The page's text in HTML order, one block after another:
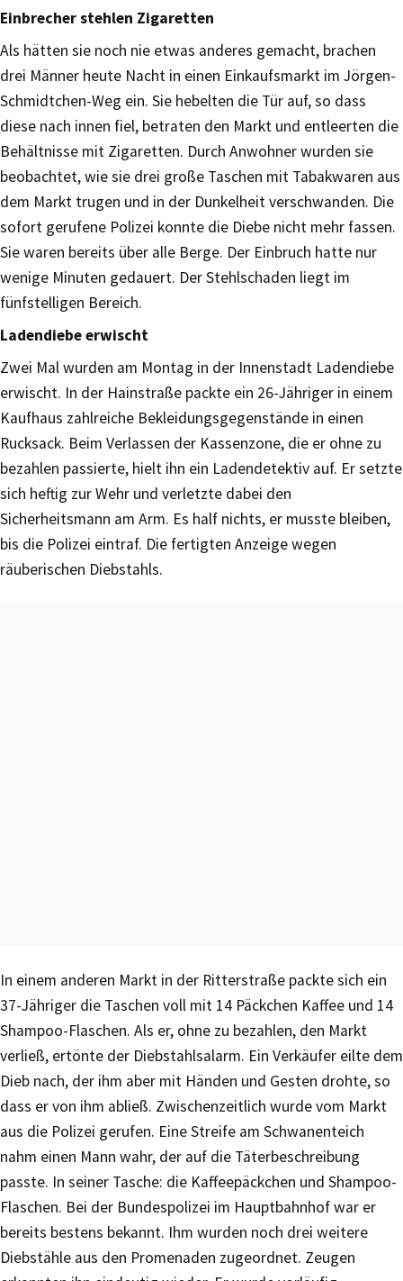
Einbrecher stehlen Zigaretten
Als hätten sie noch nie etwas anderes gemacht, brachen
drei Männer heute Nacht in einen Einkaufsmarkt im Jörgen-
Schmidtchen-Weg ein. Sie hebelten die Tür auf, so dass
diese nach innen fiel, betraten den Markt und entleerten die
Behältnisse mit Zigaretten. Durch Anwohner wurden sie
beobachtet, wie sie drei große Taschen mit Tabakwaren aus
dem Markt trugen und in der Dunkelheit verschwanden. Die
sofort gerufene Polizei konnte die Diebe nicht mehr fassen.
Sie waren bereits über alle Berge. Der Einbruch hatte nur
wenige Minuten gedauert. Der Stehlschaden liegt im
fünfstelligen Bereich.
Ladendiebe erwischt
Zwei Mal wurden am Montag in der Innenstadt Ladendiebe
erwischt. In der Hainstraße packte ein 26-Jähriger in einem
Kaufhaus zahlreiche Bekleidungsgegenstände in einen
Rucksack. Beim Verlassen der Kassenzone, die er ohne zu
bezahlen passierte, hielt ihn ein Ladendetektiv auf. Er setzte
sich heftig zur Wehr und verletzte dabei den
Sicherheitsmann am Arm. Es half nichts, er musste bleiben,
bis die Polizei eintraf. Die fertigten Anzeige wegen
räuberischen Diebstahls.
In einem anderen Markt in der Ritterstraße packte sich ein
37-Jähriger die Taschen voll mit 14 Päckchen Kaffee und 14
Shampoo-Flaschen. Als er, ohne zu bezahlen, den Markt
verließ, ertönte der Diebstahlsalarm. Ein Verkäufer eilte dem
Dieb nach, der ihm aber mit Händen und Gesten drohte, so
dass er von ihm abließ. Zwischenzeitlich wurde vom Markt
aus die Polizei gerufen. Eine Streife am Schwanenteich
nahm einen Mann wahr, der auf die Täterbeschreibung
passte. In seiner Tasche: die Kaffeepäckchen und Shampoo-
Flaschen. Bei der Bundespolizei im Hauptbahnhof war er
bereits bestens bekannt. Ihm wurden noch drei weitere
Diebstähle aus den Promenaden zugeordnet. Zeugen